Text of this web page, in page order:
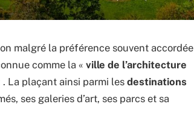
malgré la préférence souvent accordée
comme la « ville de l’architecture
. La plaçant ainsi parmi les destinations
ses galeries d’art, ses parcs et sa